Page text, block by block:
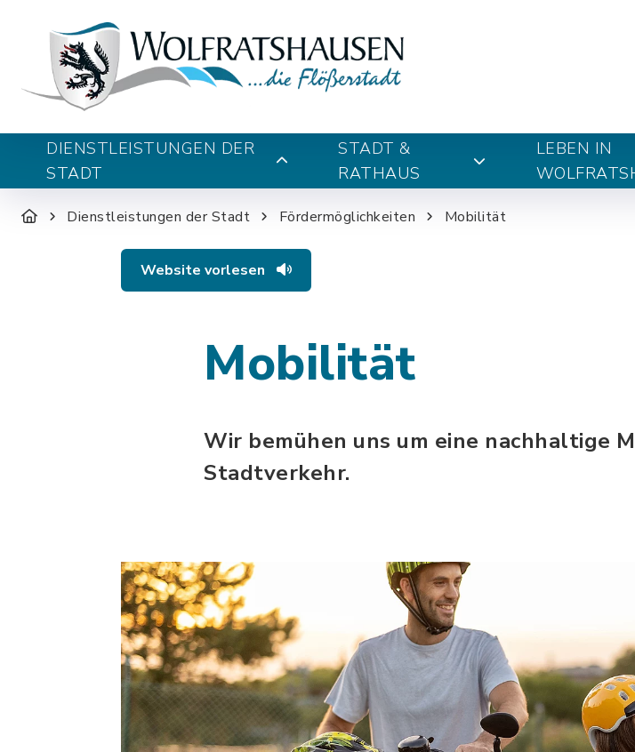
DIENSTLEISTUNGEN DER
STADT
STADT &
RATHAUS
LEBEN IN
Dienstleistungen der Stadt Fördermöglichkeiten Mobilität
Website vorlesen
Mobilität
Wir bemühen uns um eine nachhaltige
Stadtverkehr.